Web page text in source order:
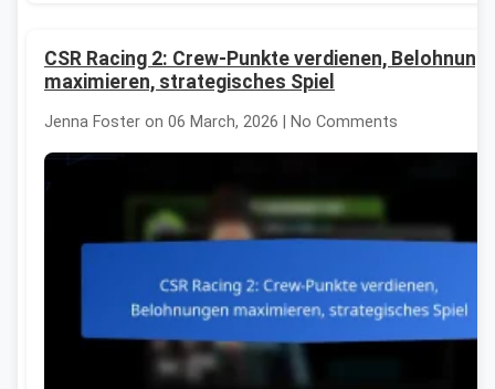
CSR Racing 2: Crew-Punkte verdienen,
maximieren, strategisches Spiel
Jenna Foster on 06 March, 2026 | No Comments